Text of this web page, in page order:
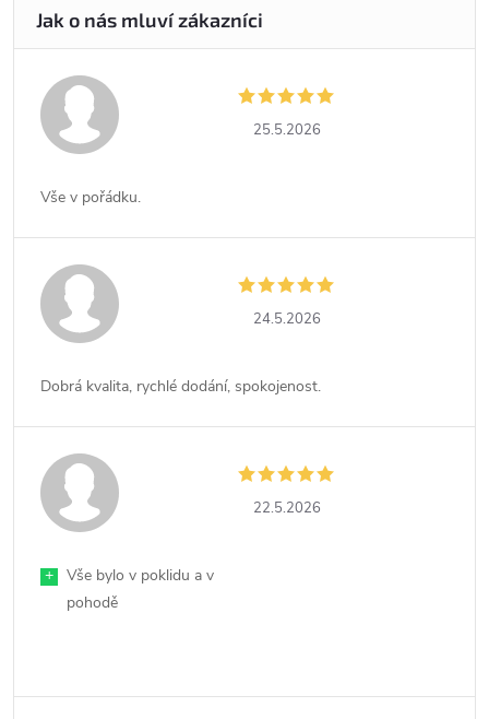
25.5.2026
Vše v pořádku.
24.5.2026
Dobrá kvalita, rychlé dodání, spokojenost.
22.5.2026
+
Vše bylo v poklidu a v
pohodě